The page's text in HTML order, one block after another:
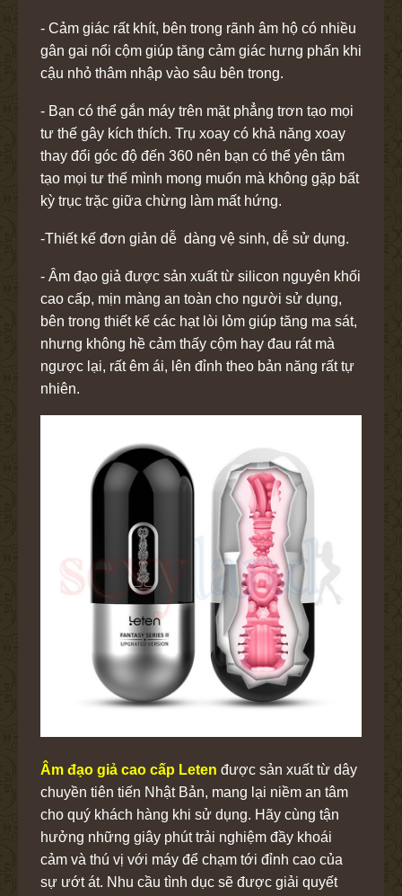
- Cảm giác rất khít, bên trong rãnh âm hộ có nhiều
gân gai nổi cộm giúp tăng cảm giác hưng phấn khi
cậu nhỏ thâm nhập vào sâu bên trong.
- Bạn có thể gắn máy trên mặt phẳng trơn tạo mọi
tư thế gây kích thích. Trụ xoay có khả năng xoay
thay đổi góc độ đến 360 nên bạn có thể yên tâm
tạo mọi tư thế mình mong muốn mà không gặp bất
kỳ trục trặc giữa chừng làm mất hứng.
-Thiết kế đơn giản dễ dàng vệ sinh, dễ sử dụng.
- Âm đạo giả được sản xuất từ silicon nguyên khối
cao cấp, mịn màng an toàn cho người sử dụng,
bên trong thiết kế các hạt lòi lỏm giúp tăng ma sát,
nhưng không hề cảm thấy cộm hay đau rát mà
ngược lại, rất êm ái, lên đỉnh theo bản năng rất tự
nhiên.
Âm đạo giả cao cấp Leten được sản xuất từ dây
chuyền tiên tiến Nhật Bản, mang lại niềm an tâm
cho quý khách hàng khi sử dụng. Hãy cùng tận
hưởng những giây phút trải nghiệm đầy khoái
cảm và thú vị với máy để chạm tới đỉnh cao của
sự ướt át. Nhu cầu tình dục sẽ được giải quyết